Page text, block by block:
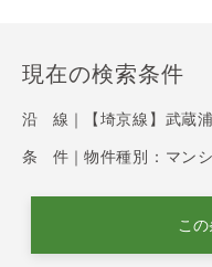
現在の検索条件
沿 線｜ 【埼京線】武蔵
条 件｜ 物件種別：マン
こ